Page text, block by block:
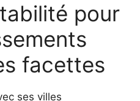
pour
facettes
ses villes